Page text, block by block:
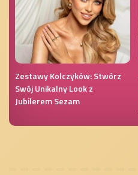
Zestawy Kolczyków: Stwórz
Swój Unikalny Look z
Jubilerem Sezam